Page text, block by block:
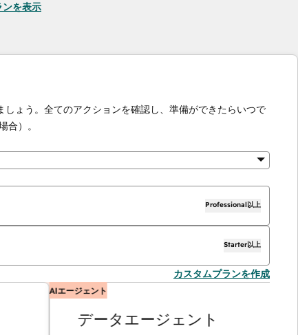
を表示
ょう。全てのアクションを確認し、準備ができたらいつで
合）。
Professional以上
Starter以上
カスタムプランを作成
AIエージェント
データエージェント